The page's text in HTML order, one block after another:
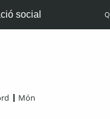
social
Món